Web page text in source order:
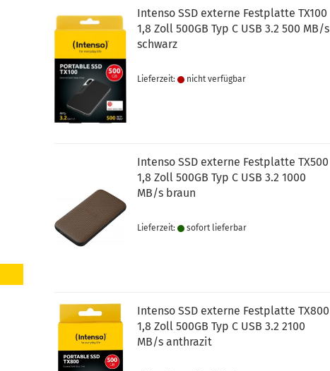
Intenso SSD externe Festplatte TX100
1,8 Zoll 500GB Typ C USB 3.2 500 MB/s
schwarz
Lieferzeit: nicht verfügbar
Intenso SSD externe Festplatte TX500
1,8 Zoll 500GB Typ C USB 3.2 1000
MB/s braun
Lieferzeit: sofort lie­fer­bar
Intenso SSD externe Festplatte TX800
1,8 Zoll 500GB Typ C USB 3.2 2100
MB/s anthrazit